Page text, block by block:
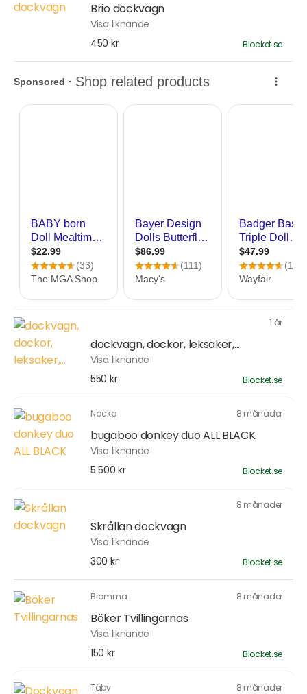
Brio dockvagn
Visa liknande
450 kr
Blocket.se
1 år
dockvagn, dockor, leksaker,...
Visa liknande
550 kr
Blocket.se
Nacka 8 månader
bugaboo donkey duo ALL BLACK
Visa liknande
5 500 kr
Blocket.se
8 månader
Skrållan dockvagn
Visa liknande
300 kr
Blocket.se
Bromma 8 månader
Böker Tvillingarnas
Visa liknande
150 kr
Blocket.se
Täby 8 månader